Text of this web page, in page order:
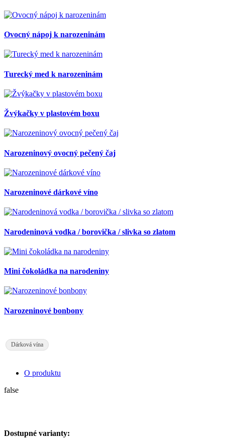
Ovocný nápoj k narozeninám
Turecký med k narozeninám
Žvýkačky v plastovém boxu
Narozeninový ovocný pečený čaj
Narozeninové dárkové víno
Narodeninová vodka / borovička / slivka so zlatom
Mini čokoládka na narodeniny
Narozeninové bonbony
Dárková vína
O produktu
false
Dostupné varianty: